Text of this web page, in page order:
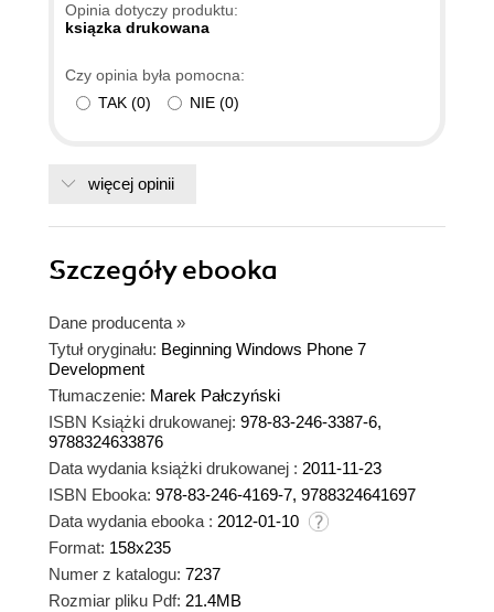
Opinia dotyczy produktu:
ksiązka drukowana
Czy opinia była pomocna:
TAK (0) NIE (0)
więcej opinii
Szczegółyebooka
Dane producenta »
Tytuł oryginału: Beginning Windows Phone 7
Development
Tłumaczenie: Marek Pałczyński
ISBN Książki drukowanej: 978-83-246-3387-6,
9788324633876
Data wydania książki drukowanej : 2011-11-23
ISBN Ebooka: 978-83-246-4169-7, 9788324641697
Data wydania ebooka : 2012-01-10
Format: 158x235
Numer z katalogu: 7237
Rozmiar pliku Pdf: 21.4MB